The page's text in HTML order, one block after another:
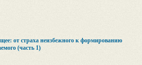
от страха неизбежного к формированию
(часть 1)